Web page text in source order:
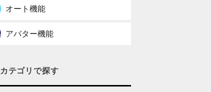
オート機能
アバター機能
カテゴリで探す